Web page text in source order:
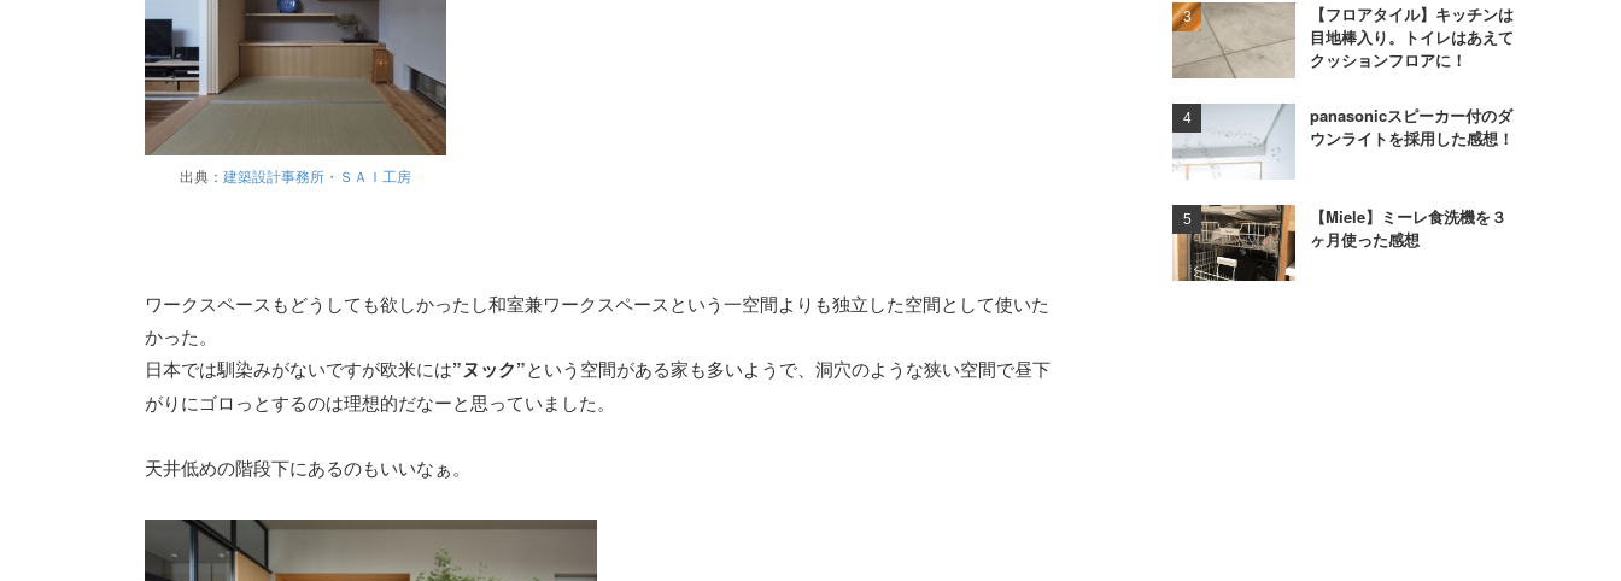
出典： 建築設計事務所・ＳＡＩ工房
ワークスペースもどうしても欲しかったし和室兼ワークスペースという一空間よりも独立した空間として使いた
かった。
日本では馴染みがないですが欧米には”ヌック”という空間がある家も多いようで、洞穴のような狭い空間で昼下
がりにゴロっとするのは理想的だなーと思っていました。
天井低めの階段下にあるのもいいなぁ。
【フロアタイル】キッチンは
目地棒入り。トイレはあえて
クッションフロアに！
panasonicスピーカー付のダ
ウンライトを採用した感想！
【Miele】ミーレ食洗機を３
ヶ月使った感想